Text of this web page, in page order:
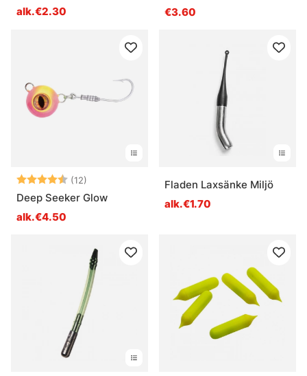
alk.€2.30
€3.60
Arvio: (12)
4.3 5:sta tähdestä
Deep Seeker Glow
alk.€4.50
Fladen Laxsänke Miljö
alk.€1.70